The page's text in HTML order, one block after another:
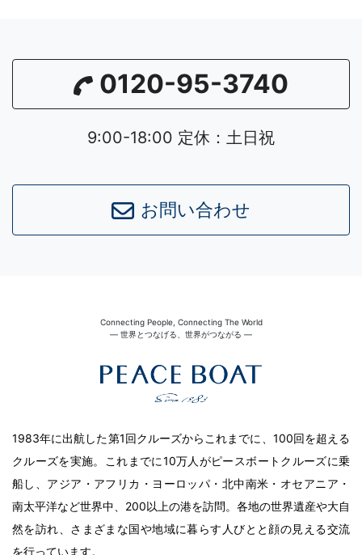
0120-95-3740
9:00-18:00 定休：土日祝
お問い合わせ
Connecting People, Connecting The World
― 世界とつなげる、世界がつながる ―
1983年に出航した第1回クルーズからこれまでに、100回を超える
クルーズを実施。これまでに10万人がピースボートクルーズに乗
船し、アジア・アフリカ・ヨーロッパ・北中南米・オセアニア・
南太平洋など世界中、200以上の港を訪問。各地の世界遺産や大自
然を訪れ、さまざまな国や地域に暮らす人びとと顔の見える交流
を行っています。